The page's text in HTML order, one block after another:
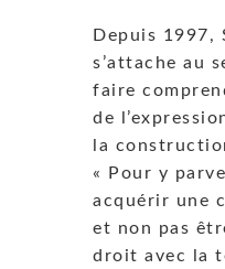
Depuis 1997,
s’attache au
faire
de
la
« Pour y
acquérir une
et non pas
droit avec la